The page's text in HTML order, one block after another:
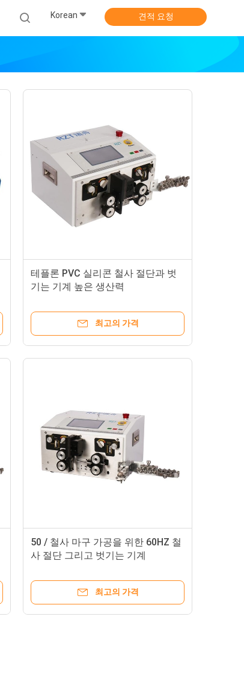
Korean 견적 요청
테플론 PVC 실리콘 철사 절단과 벗
기는 기계 높은 생산력
최고의 가격
50 / 철사 마구 가공을 위한 60HZ 철
사 절단 그리고 벗기는 기계
최고의 가격